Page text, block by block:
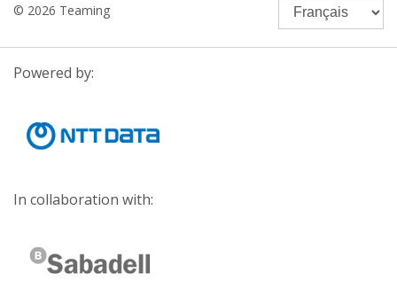
© 2026 Teaming
Powered by:
In collaboration with: